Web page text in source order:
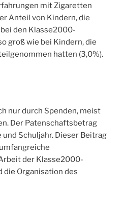
mit Zigaretten
Anteil von Kindern, die
den Klasse2000-
groß wie bei Kindern, die
hatten (3,0%).
nur durch Spenden, meist
Der Patenschaftsbetrag
Schuljahr. Dieser Beitrag
der Klasse2000-
Organisation des